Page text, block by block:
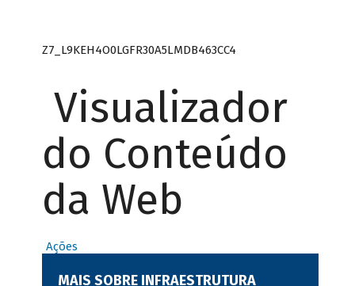
Z7_L9KEH4O0LGFR30A5LMDB463CC4
Visualizador
do Conteúdo
da Web
Ações
MAIS SOBRE INFRAESTRUTURA